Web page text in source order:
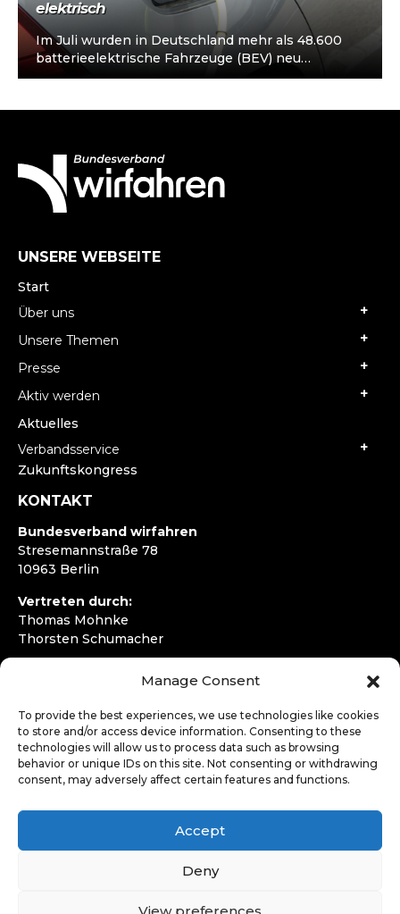
Manage Consent
To provide the best experiences, we use technologies like cookies
to store and/or access device information. Consenting to these
technologies will allow us to process data such as browsing
behavior or unique IDs on this site. Not consenting or withdrawing
consent, may adversely affect certain features and functions.
Accept
Deny
View preferences
elektrisch
Im Juli wurden in Deutschland mehr als 48.600
batterieelektrische Fahrzeuge (BEV) neu
zugelassen – ein Anstieg von 58 % gegenüber
UNSERE WEBSEITE
Start
Über uns
Unsere Themen
Presse
Aktiv werden
Aktuelles
Verbandsservice
Zukunftskongress
KONTAKT
Bundesverband wirfahren
Stresemannstraße 78
10963 Berlin
Vertreten durch:
Thomas Mohnke
Thorsten Schumacher
kontakt@wirfahren.de
RECHTLICHES
Impressum
Datenschutzerklärung